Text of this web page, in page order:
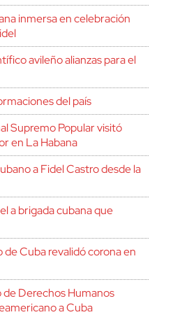
inmersa en celebración
avileño alianzas para el
del país
Supremo Popular visitó
en La Habana
a Fidel Castro desde la
a brigada cubana que
Cuba revalidó corona en
Derechos Humanos
a Cuba